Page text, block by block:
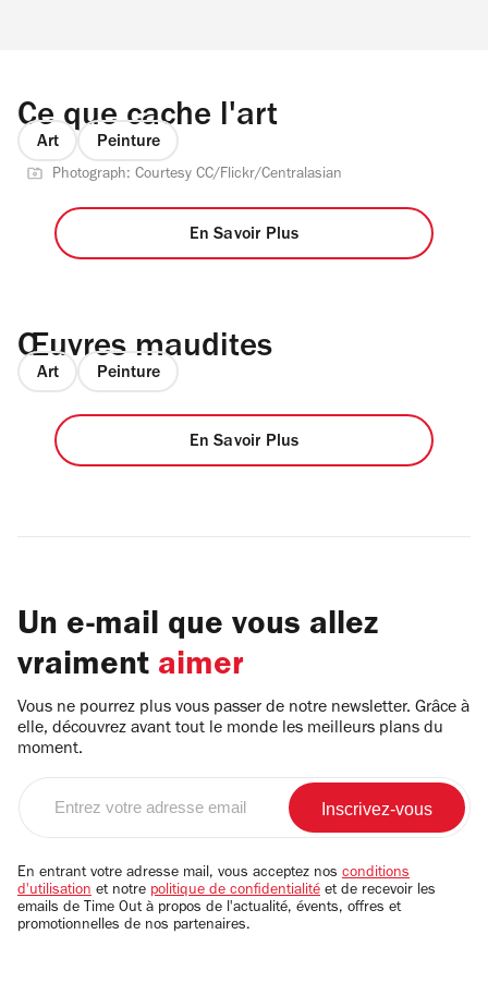
Ce que cache l'art
Art Peinture
Photograph: Courtesy CC/Flickr/Centralasian
En Savoir Plus
Œuvres maudites
Art Peinture
En Savoir Plus
Un e-mail que vous allez
vraiment aimer
Vous ne pourrez plus vous passer de notre newsletter. Grâce à
elle, découvrez avant tout le monde les meilleurs plans du
moment.
email
En entrant votre adresse mail, vous acceptez nos conditions
d'utilisation et notre politique de confidentialité et de recevoir les
emails de Time Out à propos de l'actualité, évents, offres et
promotionnelles de nos partenaires.